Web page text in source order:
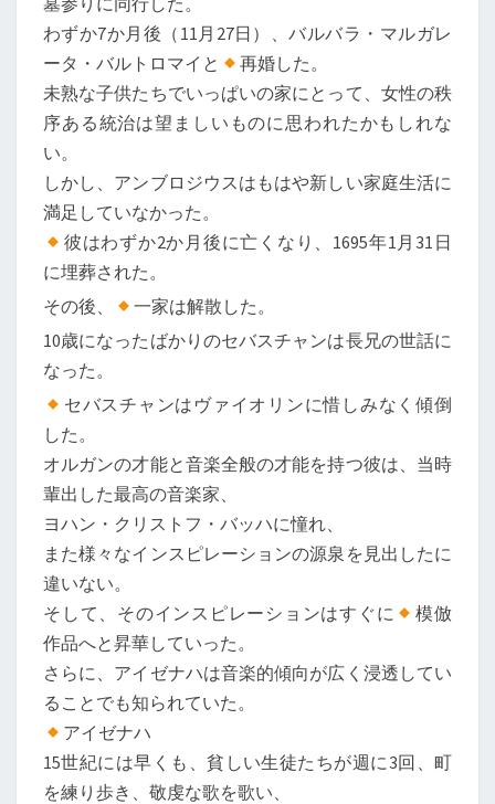
わずか7か月後（11月27日）、バルバラ・マルガレ
ータ・バルトロマイと
再婚した。
未熟な子供たちでいっぱいの家にとって、女性の秩
序ある統治は望ましいものに思われたかもしれな
い。
しかし、アンブロジウスはもはや新しい家庭生活に
満足していなかった。
彼はわずか2か月後に亡くなり、1695年1月31日
に埋葬された。
その後、
一家は解散した。
10歳になったばかりのセバスチャンは長兄の世話に
なった。
セバスチャンはヴァイオリンに惜しみなく傾倒
した。
オルガンの才能と音楽全般の才能を持つ彼は、当時
輩出した最高の音楽家、
ヨハン・クリストフ・バッハに憧れ、
また様々なインスピレーションの源泉を見出したに
違いない。
そして、そのインスピレーションはすぐに
模倣
作品へと昇華していった。
さらに、アイゼナハは音楽的傾向が広く浸透してい
ることでも知られていた。
アイゼナハ
15世紀には早くも、貧しい生徒たちが週に3回、町
を練り歩き、敬虔な歌を歌い、